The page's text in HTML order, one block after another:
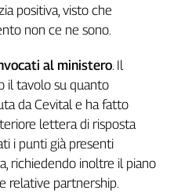
positiva, visto che
non ce ne sono.
al ministero. Il
il tavolo su quanto
da Cevital e ha fatto
lettera di risposta
i punti già presenti
richiedendo inoltre il piano
relative partnership.